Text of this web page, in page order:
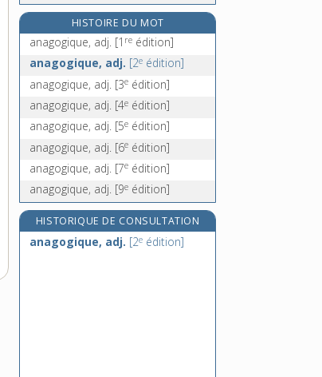
anagramme, n. f.
anagyris, n. m.[8e édition]
anal, -ale, adj.
analectes, n. m. pl.
analemme, n. m. [7 e édition]
analepse, n. f.
analeptique, adj.
HISTOIRE DU MOT
anagogique, adj. [1 re édition]
anagogique, adj. [2e édition]
anagogique, adj. [3e édition]
anagogique, adj. [4e édition]
anagogique, adj. [5e édition]
anagogique, adj. [6e édition]
anagogique, adj. [7e édition]
anagogique, adj. [9e édition]
HISTORIQUE DE CONSULTATION
anagogique, adj. [2e édition]